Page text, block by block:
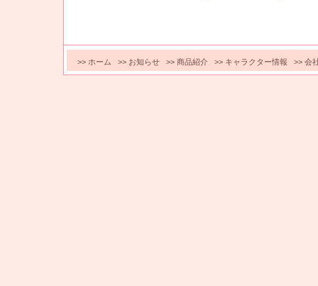
>> ホーム >> お知らせ >> 商品紹介 >> キャラクター情報 >> 会